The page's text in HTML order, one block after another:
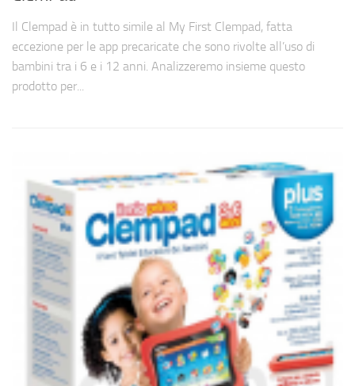
Il Clempad è in tutto simile al My First Clempad, fatta
eccezione per le app precaricate che sono rivolte all’uso di
bambini tra i 6 e i 12 anni. Analizzeremo insieme questo
prodotto per...